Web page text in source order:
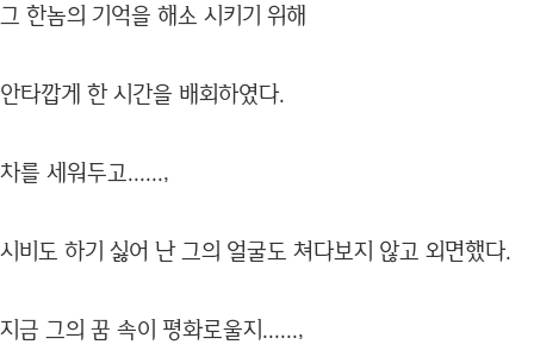
그 한놈의 기억을 해소 시키기 위해
안타깝게 한 시간을 배회하였다.
차를 세워두고......,
시비도 하기 싫어 난 그의 얼굴도 쳐다보지 않고 외면했다.
지금 그의 꿈 속이 평화로울지......,